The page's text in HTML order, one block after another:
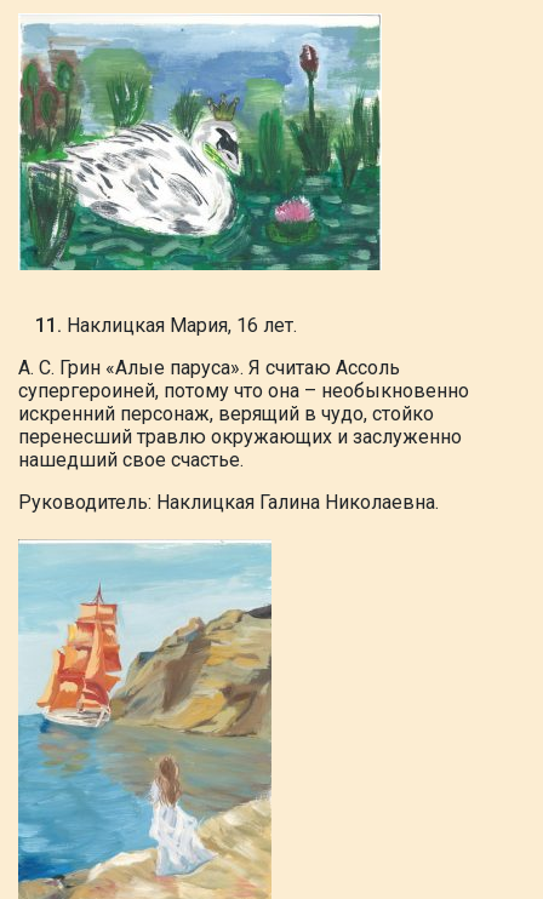
Наклицкая Мария, 16 лет.
А. С. Грин «Алые паруса». Я считаю Ассоль
супергероиней, потому что она – необыкновенно
искренний персонаж, верящий в чудо, стойко
перенесший травлю окружающих и заслуженно
нашедший свое счастье.
Руководитель: Наклицкая Галина Николаевна.